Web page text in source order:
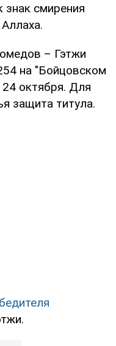
знак смирения
– Гэтжи
на "Бойцовском
октября. Для
защита титула.